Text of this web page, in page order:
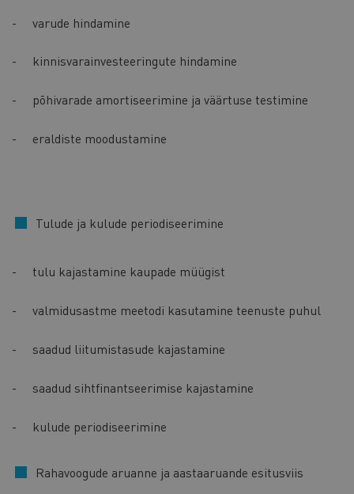
- varude hindamine
- kinnisvarainvesteeringute hindamine
- põhivarade amortiseerimine ja väärtuse testimine
- eraldiste moodustamine
Tulude ja kulude periodiseerimine
- tulu kajastamine kaupade müügist
- valmidusastme meetodi kasutamine teenuste puhul
- saadud liitumistasude kajastamine
- saadud sihtfinantseerimise kajastamine
- kulude periodiseerimine
Rahavoogude aruanne ja aastaaruande esitusviis